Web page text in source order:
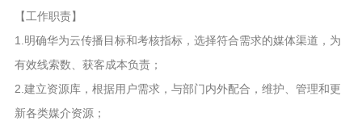
【工作职责】
1.明确华为云传播目标和考核指标，选择符合需求的媒体渠道，为
有效线索数、获客成本负责；
2.建立资源库，根据用户需求，与部门内外配合，维护、管理和更
新各类媒介资源；